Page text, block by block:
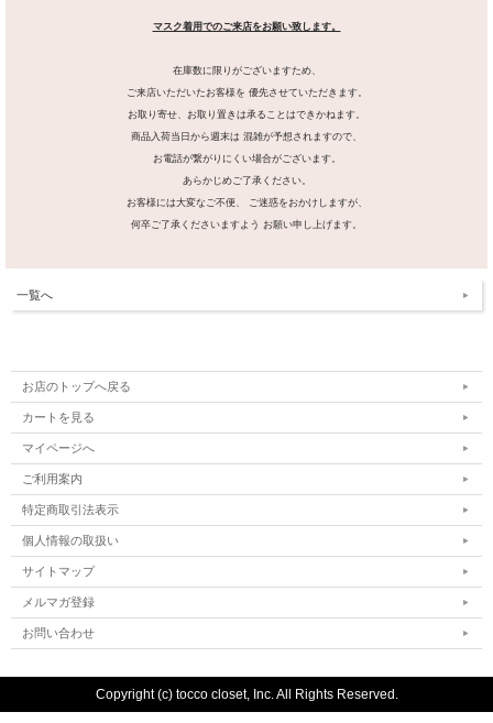
マスク着用でのご来店をお願い致します。
在庫数に限りがございますため、
ご来店いただいたお客様を 優先させていただきます。
お取り寄せ、お取り置きは承ることはできかねます。
商品入荷当日から週末は 混雑が予想されますので、
お電話が繋がりにくい場合がございます。
あらかじめご了承ください。
お客様には大変なご不便、 ご迷惑をおかけしますが、
何卒ご了承くださいますよう お願い申し上げます。
一覧へ
お店のトップへ戻る
カートを見る
マイページへ
ご利用案内
特定商取引法表示
個人情報の取扱い
サイトマップ
メルマガ登録
お問い合わせ
Copyright (c) tocco closet, Inc. All Rights Reserved.